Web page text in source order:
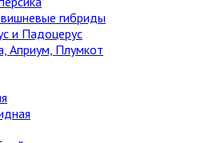
гибриды
и Падоцерус
Априум, Плумкот